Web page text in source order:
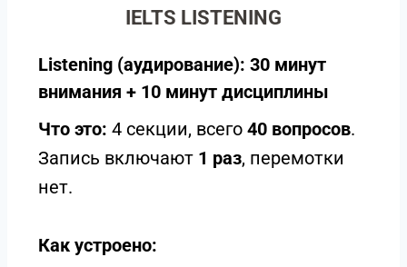
IELTS LISTENING
Listening (аудирование): 30 минут
внимания + 10 минут дисциплины
Что это: 4 секции, всего 40 вопросов.
Запись включают 1 раз, перемотки
нет.
Как устроено: